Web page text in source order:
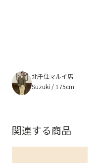
北千住マルイ店
Suzuki / 175cm
関連する商品